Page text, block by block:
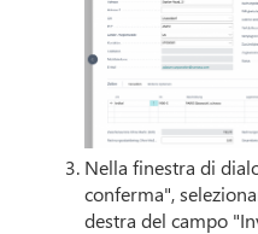
Nella finestra di
conferma",
destra del campo